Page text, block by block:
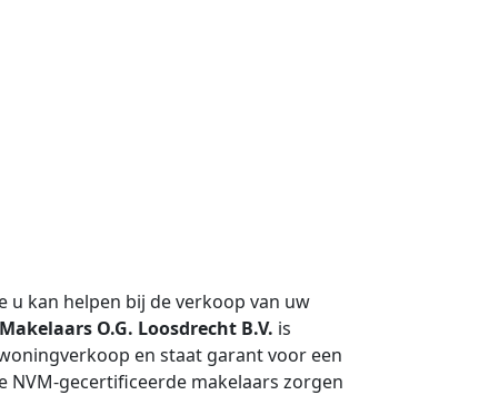
u kan helpen bij de verkoop van uw
O.G. Loosdrecht B.V. is
en staat garant voor een
NVM-gecertificeerde makelaars zorgen